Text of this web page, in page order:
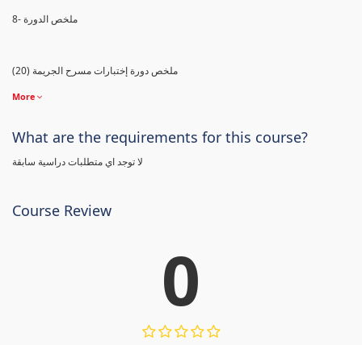
8- ملخص الدورة
(20) ملخص دورة إختبارات مسرح الجريمة
More
What are the requirements for this course?
لا توجد اي متطلبات دراسية سابقة
Course Review
0